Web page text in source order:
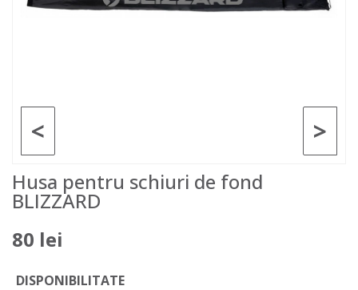
>
<
Husa pentru schiuri de fond
BLIZZARD
80 lei
DISPONIBILITATE